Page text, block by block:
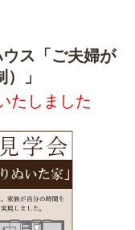
ス「ご夫婦が
」
たしました